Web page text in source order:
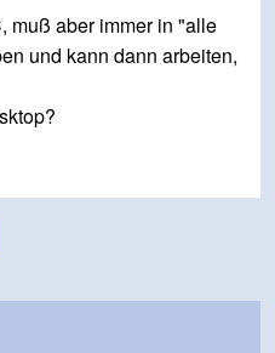
muß aber immer in "alle
und kann dann arbeiten,